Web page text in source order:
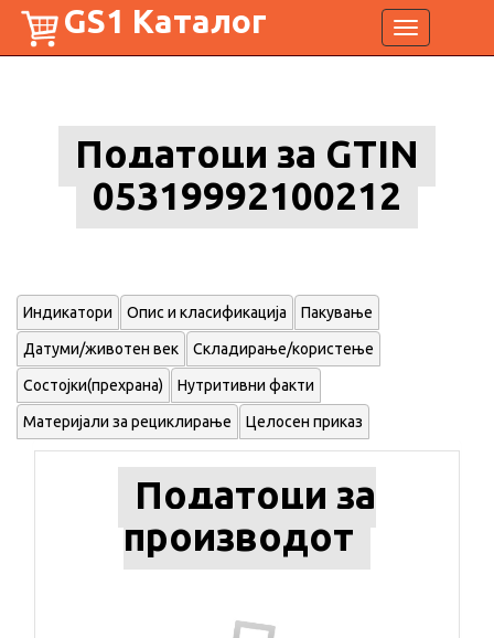
Toggle
navigation
GS1 Каталог
Податоци за GTIN
05319992100212
Индикатори Опис и класификација Пакување
Датуми/животен век Складирање/користење
Состојки(прехрана) Нутритивни факти
Материјали за рециклирање Целосен приказ
Податоци за
производот